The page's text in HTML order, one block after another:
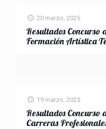
20 marzo, 2025
Resultados Concurso
Formación Artística
19 marzo, 2025
Resultados Concurso
Carreras